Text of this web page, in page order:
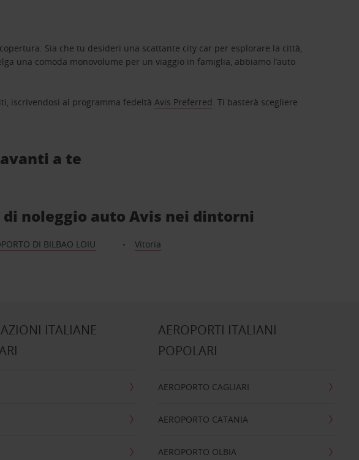
Sia che tu desideri una scattante city car per esplorare la città,
una comoda monovolume per un viaggio in famiglia, abbiamo l’auto
iscrivendosi al programma fedeltàAvis Preferred. Ti basterà scegliere
a te
noleggio auto Avis nei dintorni
DI BILBAO LOIU Vitoria
ITALIANE
AEROPORTI ITALIANI
POPOLARI
AEROPORTO CAGLIARI
AEROPORTO CATANIA
AEROPORTO OLBIA